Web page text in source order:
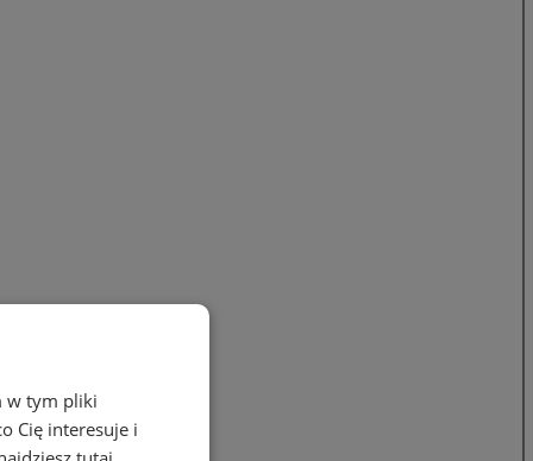
w tym pliki
Cię interesuje i